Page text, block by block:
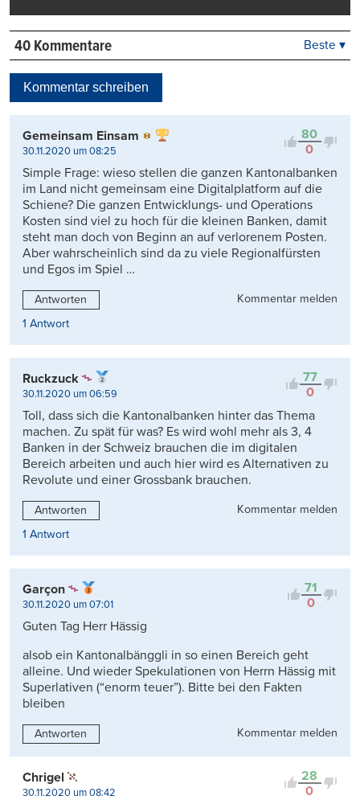
40 Kommentare
Kontrovers
Beste ▾
Kommentar schreiben
80
0
Gemeinsam Einsam
30.11.2020 um 08:25
Simple Frage: wieso stellen die ganzen Kantonalbanken
im Land nicht gemeinsam eine Digitalplatform auf die
Schiene? Die ganzen Entwicklungs- und Operations
Kosten sind viel zu hoch für die kleinen Banken, damit
steht man doch von Beginn an auf verlorenem Posten.
Aber wahrscheinlich sind da zu viele Regionalfürsten
und Egos im Spiel …
Antworten
Kommentar melden
1 Antwort
77
0
Ruckzuck
30.11.2020 um 06:59
Toll, dass sich die Kantonalbanken hinter das Thema
machen. Zu spät für was? Es wird wohl mehr als 3, 4
Banken in der Schweiz brauchen die im digitalen
Bereich arbeiten und auch hier wird es Alternativen zu
Revolute und einer Grossbank brauchen.
Antworten
Kommentar melden
1 Antwort
71
0
Garçon
30.11.2020 um 07:01
Guten Tag Herr Hässig
alsob ein Kantonalbänggli in so einen Bereich geht
alleine. Und wieder Spekulationen von Herrn Hässig mit
Superlativen (“enorm teuer”). Bitte bei den Fakten
bleiben
Antworten Kommentar melden
28
0
Chrigel
30.11.2020 um 08:42